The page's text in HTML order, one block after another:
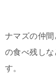
ナマズの仲
の食べ残し
す。